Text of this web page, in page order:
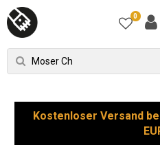
0
Kostenloser Versand